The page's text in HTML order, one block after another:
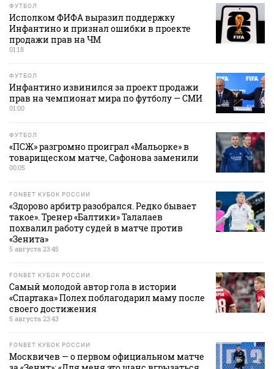
ФУТБОЛ
Исполком ФИФА выразил поддержку
Инфантино и признал ошибки в проекте
продажи прав на ЧМ
01:18
ФУТБОЛ
Инфантино извинился за проект продажи
прав на чемпионат мира по футболу — СМИ
01:00
ФУТБОЛ
«ПСЖ» разгромно проиграл «Мальорке» в
товарищеском матче, Сафонова заменили
00:05
FONBET КУБОК РОССИИ
«Здорово арбитр разобрался. Редко бывает
такое». Тренер «Балтики» Талалаев
похвалил работу судей в матче против
«Зенита»
5 августа 23:45
FONBET КУБОК РОССИИ
Самый молодой автор гола в истории
«Спартака» Полех поблагодарил маму после
своего достижения
5 августа 23:43
FONBET КУБОК РОССИИ
Москвичев — о первом официальном матче